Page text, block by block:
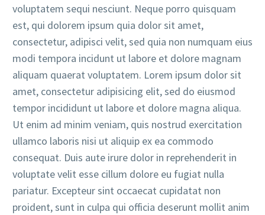
voluptatem sequi nesciunt. Neque porro quisquam
est, qui dolorem ipsum quia dolor sit amet,
consectetur, adipisci velit, sed quia non numquam eius
modi tempora incidunt ut labore et dolore magnam
aliquam quaerat voluptatem. Lorem ipsum dolor sit
amet, consectetur adipisicing elit, sed do eiusmod
tempor incididunt ut labore et dolore magna aliqua.
Ut enim ad minim veniam, quis nostrud exercitation
ullamco laboris nisi ut aliquip ex ea commodo
consequat. Duis aute irure dolor in reprehenderit in
voluptate velit esse cillum dolore eu fugiat nulla
pariatur. Excepteur sint occaecat cupidatat non
proident, sunt in culpa qui officia deserunt mollit anim